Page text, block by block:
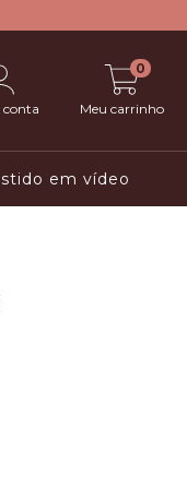
conta Meu carrinho
0
em vídeo